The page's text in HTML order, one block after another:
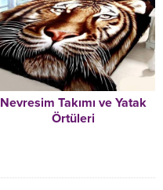
Nevresim Takımı ve Yatak
Örtüleri